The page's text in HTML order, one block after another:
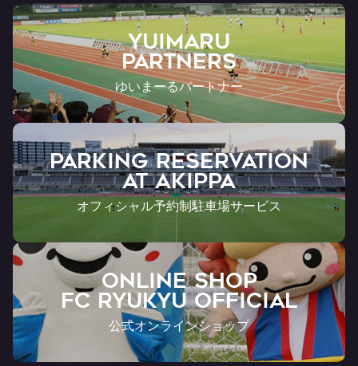
YUIMARU
Partners
ゆいまーるパートナー
PARKING RESERVATION
AT Akippa
オフィシャル予約制駐車場サービス
ONLINE SHOP
FC RYUKYU OFFICIAL
公式オンラインショップ